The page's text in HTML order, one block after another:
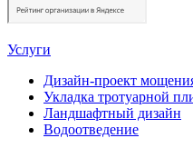
Услуги
Дизайн-проект
Укладка тротуарной
Ландшафтный дизайн
Водоотведение